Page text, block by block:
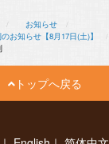
お知らせ
お知らせ【8月17日(土)】
トップへ戻る